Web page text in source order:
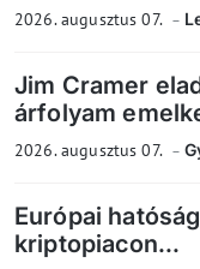
2026. augusztus 07.
Jim Cramer
árfolyam
2026. augusztus 07.
Európai
kriptopiacon...